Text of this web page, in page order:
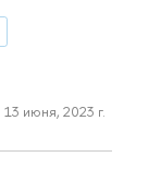
13 июня, 2023 г.